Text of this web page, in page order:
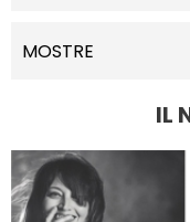
MOSTRE
IL